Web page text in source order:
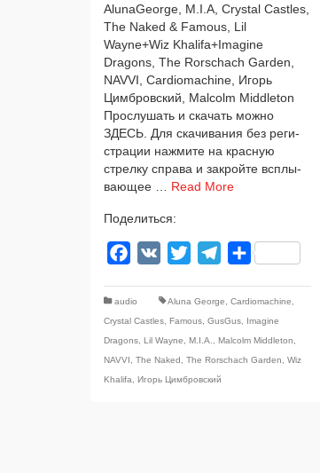
AlunaGeorge, M.I.A, Crystal Castles,
The Naked & Famous, Lil
Wayne+Wiz Khalifa+Imagine
Dragons, The Rorschach Garden,
NAVVI, Cardiomachine, Игорь
Цимбровский, Malcolm Middleton
Прослушать и ска­чать мож­но
ЗДЕСЬ. Для ска­чи­ва­ния без реги­
стра­ции нажми­те на крас­ную
стрел­ку спра­ва и закрой­те всплы­
ва­ю­щее … Read More
Поделиться:
Facebook
VK Twitter TelegramОтправить
audio Aluna George Cardiomachine
Crystal Castles Famous GusGus
Imagine
Dragons Lil Wayne M.I.A. Malcolm Middleton
NAVVI
The Naked The Rorschach Garden
Wiz
Khalifa
Игорь Цимбровский